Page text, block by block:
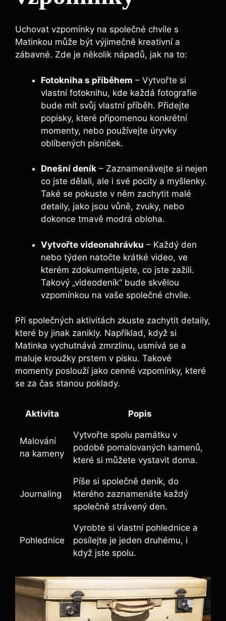
Uchovat vzpomínky na společné chvíle s
Matinkou může být výjimečně kreativní a
zábavné. Zde je několik nápadů, jak na to:
Fotokniha s příběhem – Vytvořte si
vlastní fotoknihu, kde každá fotografie
bude mít svůj vlastní příběh. Přidejte
popisky, které připomenou konkrétní
momenty, nebo používejte úryvky
oblíbených písniček.
Dnešní deník – Zaznamenávejte si nejen
co jste dělali, ale i své pocity a myšlenky.
Také se pokuste v něm zachytit malé
detaily, jako jsou vůně, zvuky, nebo
dokonce tmavě modrá obloha.
Vytvořte videonahrávku – Každý den
nebo týden natočte krátké video, ve
kterém zdokumentujete, co jste zažili.
Takový „videodeník“ bude skvělou
vzpomínkou na vaše společné chvíle.
Při společných aktivitách zkuste zachytit detaily,
které by jinak zanikly. Například, když si
Matinka vychutnává zmrzlinu, usmívá se a
maluje kroužky prstem v písku. Takové
momenty poslouží jako cenné vzpomínky, které
se za čas stanou poklady.
Aktivita Popis
Malování
na kameny
Vytvořte spolu památku v
podobě pomalovaných kamenů,
které si můžete vystavit doma.
Journaling
Píše si společně deník, do
kterého zaznamenáte každý
společně strávený den.
Pohlednice
Vyrobte si vlastní pohlednice a
posílejte je jeden druhému, i
když jste spolu.